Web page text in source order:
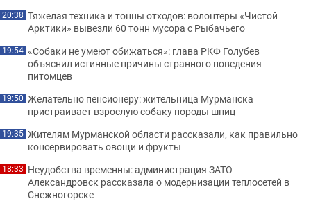
20:38 Тяжелая техника и тонны отходов: волонтеры «Чистой
Арктики» вывезли 60 тонн мусора с Рыбачьего
19:54 «Собаки не умеют обижаться»: глава РКФ Голубев
объяснил истинные причины странного поведения
питомцев
19:50 Желательно пенсионеру: жительница Мурманска
пристраивает взрослую собаку породы шпиц
19:35 Жителям Мурманской области рассказали, как правильно
консервировать овощи и фрукты
18:33 Неудобства временны: администрация ЗАТО
Александровск рассказала о модернизации теплосетей в
Снежногорске